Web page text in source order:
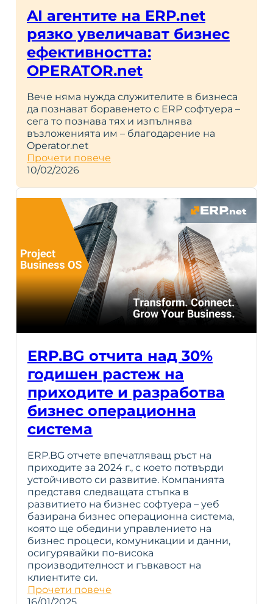
AI агентите на ERP.net
рязко увеличават бизнес
ефективността:
OPERATOR.net
Вече няма нужда служителите в бизнеса
да познават боравенето с ERP софтуера –
сега то познава тях и изпълнява
възложенията им – благодарение на
Operator.net
Прочети повече
10/02/2026
ERP.BG отчита над 30%
годишен растеж на
приходите и разработва
бизнес операционна
система
ERP.BG отчете впечатляващ ръст на
приходите за 2024 г., с което потвърди
устойчивото си развитие. Компанията
представя следващата стъпка в
развитието на бизнес софтуера – уеб
базирана бизнес операционна система,
която ще обедини управлението на
бизнес процеси, комуникации и данни,
осигурявайки по-висока
производителност и гъвкавост на
клиентите си.
Прочети повече